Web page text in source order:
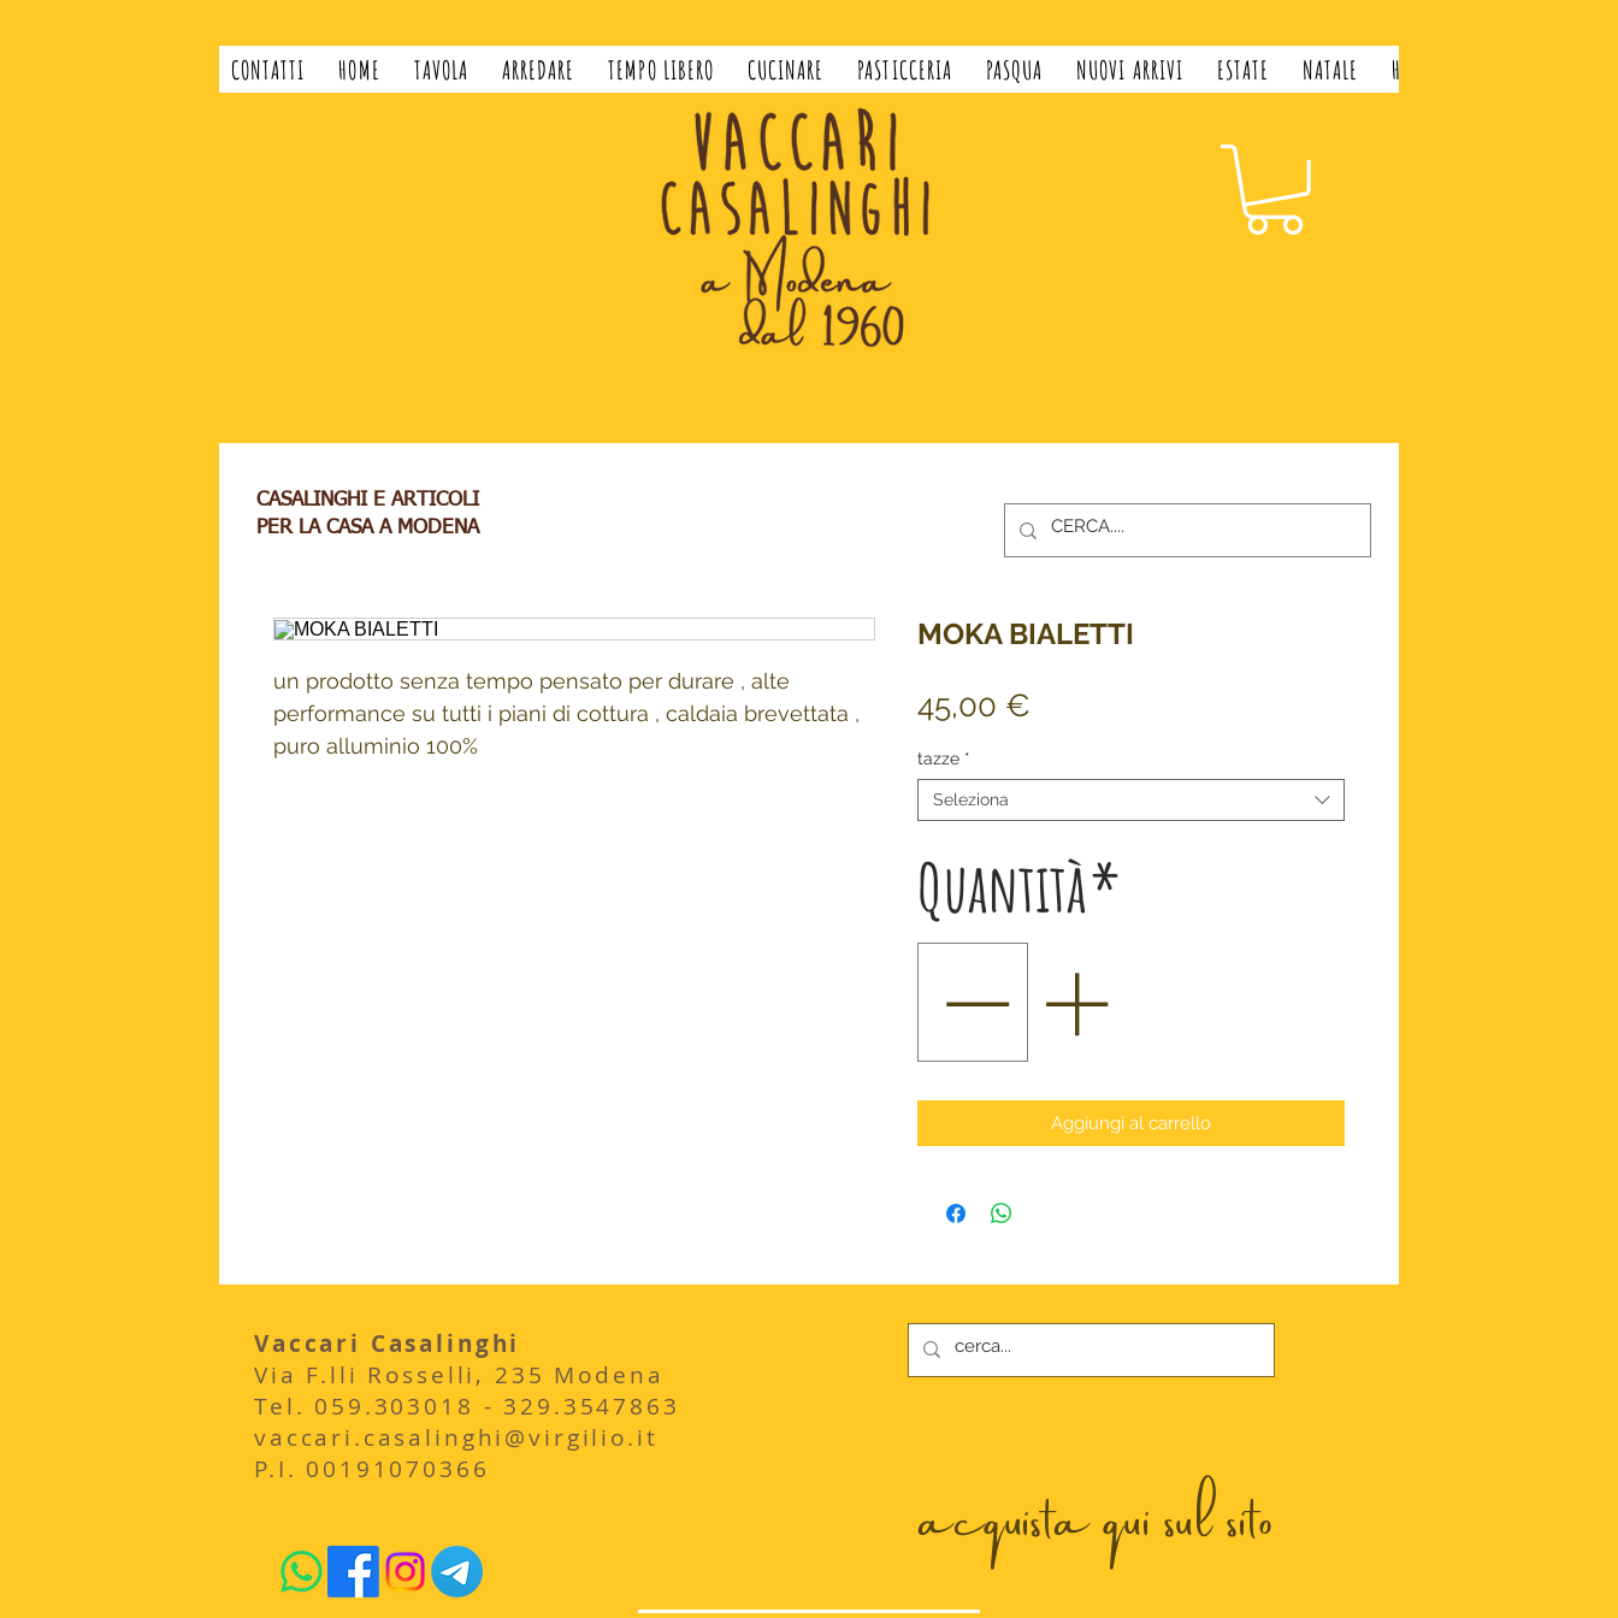
CONTATTI HOME TAVOLA ARREDARE TEMPO LIBERO CUCINARE PASTICCERIA PASQUA NUOVI ARRIVI ESTATE NATALE H&H LIFESTYLE
CASALINGHI E ARTICOLI
PER LA CASA A MODENA
un prodotto senza tempo pensato per durare , alte
performance su tutti i piani di cottura , caldaia brevettata ,
puro alluminio 100%
MOKA BIALETTI
45,00 €
tazze *
Seleziona
Quantità*
Aggiungi al carrello
Vaccari Casalinghi
Via F.lli Rosselli, 235 Modena
​Tel. 059.303018 - 329.3547863
vaccari.casalinghi@virgilio.it
P.I. 00191070366
acquista qui sul sito